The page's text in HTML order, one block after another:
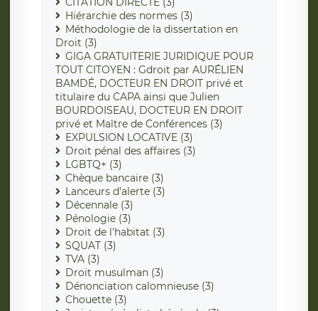
Hiérarchie des normes (3)
Méthodologie de la dissertation en
Droit (3)
GIGA GRATUITERIE JURIDIQUE POUR
TOUT CITOYEN : Gdroit par AURÉLIEN
BAMDÉ, DOCTEUR EN DROIT privé et
titulaire du CAPA ainsi que Julien
BOURDOISEAU, DOCTEUR EN DROIT
privé et Maître de Conférences (3)
EXPULSION LOCATIVE (3)
Droit pénal des affaires (3)
LGBTQ+ (3)
Chèque bancaire (3)
Lanceurs d'alerte (3)
Décennale (3)
Pénologie (3)
Droit de l'habitat (3)
SQUAT (3)
TVA (3)
Droit musulman (3)
Dénonciation calomnieuse (3)
Chouette (3)